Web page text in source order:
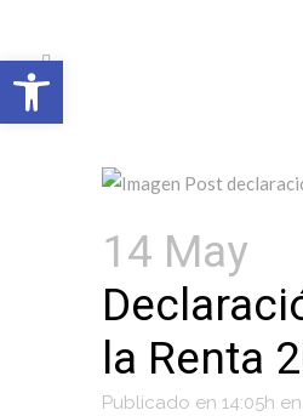
14 May
la Renta
Publicado en 14:05h en
Open toolbar